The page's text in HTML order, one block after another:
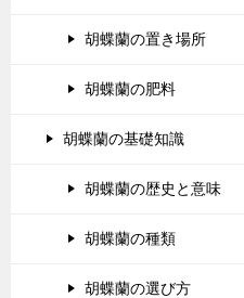
胡蝶蘭の置き場所
胡蝶蘭の肥料
胡蝶蘭の基礎知識
胡蝶蘭の歴史と意味
胡蝶蘭の種類
胡蝶蘭の選び方